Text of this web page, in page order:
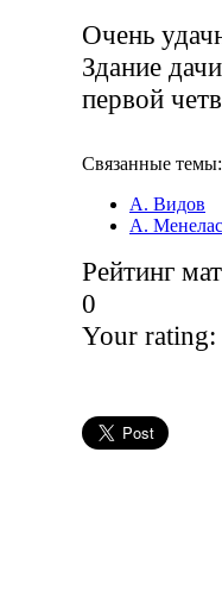
Очень
Здание
первой
Связанные темы:
А. Видов
А. Менелас
Рейтинг
0
Your rating: